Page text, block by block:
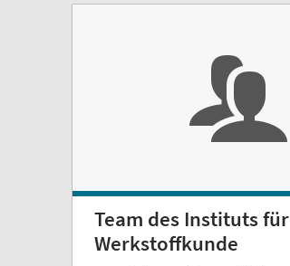
Team des Instituts für
Werkstoffkunde